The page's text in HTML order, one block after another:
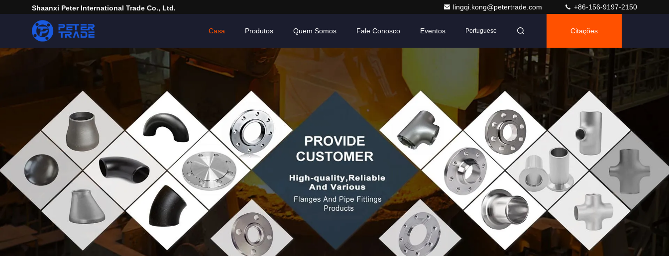
Shaanxi Peter International Trade Co., Ltd. lingqi.kong@petertrade.com +86-156-9197-2150
Casa Produtos Quem Somos Fale Conosco Eventos Portuguese Citações